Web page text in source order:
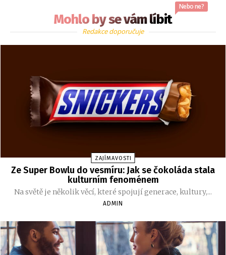
Mohlo by se vám líbit
Nebo ne?
Redakce doporučuje
ZAJÍMAVOSTI
Ze Super Bowlu do vesmíru: Jak se čokoláda stala
kulturním fenoménem
Na světě je několik věcí, které spojují generace, kultury,...
ADMIN